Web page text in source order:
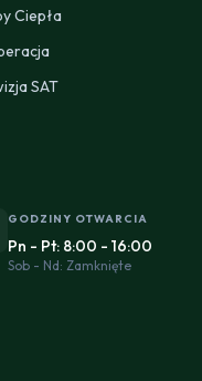
Ciepła
SAT
GODZINY OTWARCIA
Pn - Pt: 8:00 - 16:00
Sob - Nd: Zamknięte